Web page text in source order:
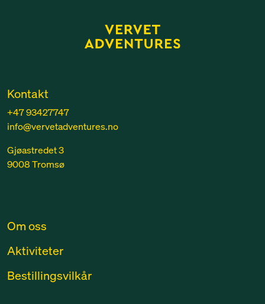
Kontakt
+47 93427747
info@vervetadventures.no
Gjøastredet 3
9008 Tromsø
Om oss
Aktiviteter
Bestillingsvilkår